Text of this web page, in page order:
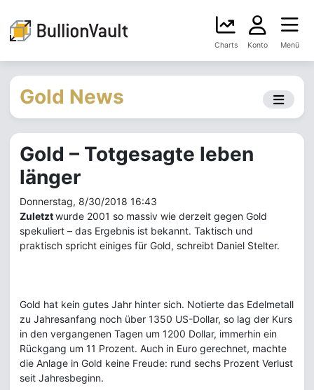
Charts Konto Menü
Gold News
Gold – Totgesagte leben
länger
Donnerstag, 8/30/2018 16:43
Zuletztwurde 2001 so massiv wie derzeit gegen Gold
spekuliert – das Ergebnis ist bekannt. Taktisch und
praktisch spricht einiges für Gold, schreibt Daniel Stelter.
Gold hat kein gutes Jahr hinter sich. Notierte das Edelmetall
zu Jahresanfang noch über 1350 US-Dollar, so lag der Kurs
in den vergangenen Tagen um 1200 Dollar, immerhin ein
Rückgang um 11 Prozent. Auch in Euro gerechnet, machte
die Anlage in Gold keine Freude: rund sechs Prozent Verlust
seit Jahresbeginn.